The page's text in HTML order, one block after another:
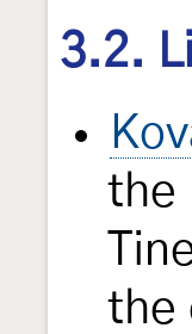
3.2.
the
the